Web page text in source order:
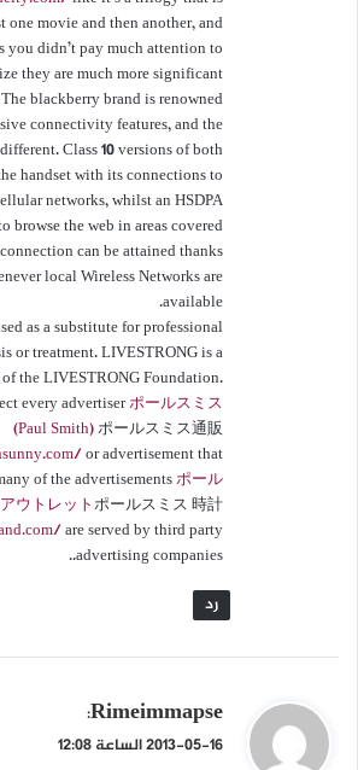
one movie and then another, and
you didn’t pay much attention to
they are much more significant
blackberry brand is renowned
connectivity features, and the
Class 10 versions of both
handset with its connections to
networks, whilst an HSDPA
browse the web in areas covered
can be attained thanks
local Wireless Networks are
available.
as a substitute for professional
or treatment. LIVESTRONG is a
the LIVESTRONG Foundation.
every advertiserポールスミス
(Paul Smith)ポールスミス通販
or advertisement that
of the advertisementsポール
ウトレットポールスミス 時計
are served by third party
advertising companies..
رد
ي
ق
Rimeimmapse
:
2013-05-16 الساعة 12:08